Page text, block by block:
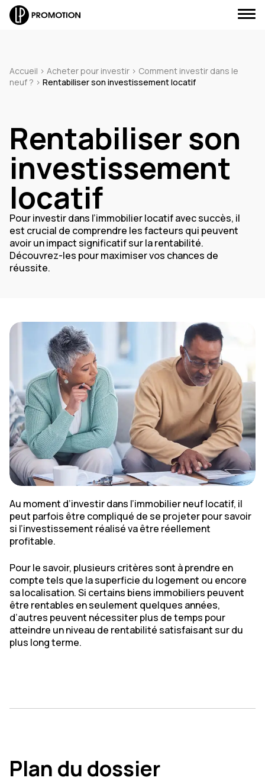
Accueil > Acheter pour investir > Comment investir dans le
neuf ? > Rentabiliser son investissement locatif
Rentabiliser son
investissement
locatif
Pour investir dans l’immobilier locatif avec succès, il
est crucial de comprendre les facteurs qui peuvent
avoir un impact significatif sur la rentabilité.
Découvrez-les pour maximiser vos chances de
réussite.
Au moment d’investir dans l’immobilier neuf locatif, il
peut parfois être compliqué de se projeter pour savoir
si l’investissement réalisé va être réellement
profitable.
Pour le savoir, plusieurs critères sont à prendre en
compte tels que la superficie du logement ou encore
sa localisation. Si certains biens immobiliers peuvent
être rentables en seulement quelques années,
d’autres peuvent nécessiter plus de temps pour
atteindre un niveau de rentabilité satisfaisant sur du
plus long terme.
Plan du dossier
J'appelle un conseiller
Je suis rappelé(e)
Je prends RDV